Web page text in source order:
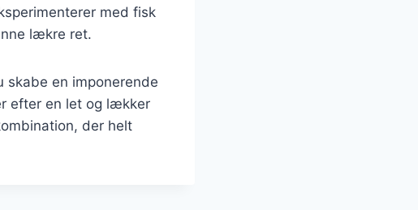
med fisk
lækre ret.
en imponerende
efter en let og lækker
der helt